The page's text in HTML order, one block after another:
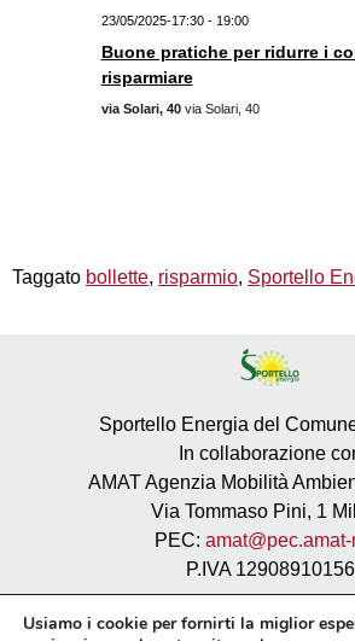
23/05/2025-17:30- 19:00
Buone pratiche per ridurre i
risparmiare
via Solari, 40 via Solari, 40
Taggato bollette, risparmio, Sportello
Sportello Energia del
In collaborazione
AMAT Agenzia Mobilità
Via Tommaso Pini, 1
PEC:
P.IVA 12908910156
Privacy
Usiamo i cookie per fornirti la miglior